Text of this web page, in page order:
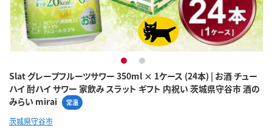
Slat グレープフルーツサワー 350ml × 1ケース (24本) | お酒 チュー
ハイ 酎ハイ サワー 家飲み スラット ギフト 内祝い 茨城県守谷市 酒の
みらい mirai
常温
1 2
茨城県守谷市